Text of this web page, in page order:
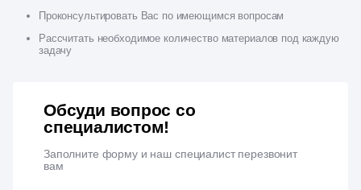
Проконсультировать Вас по имеющимся вопросам
Рассчитать необходимое количество материалов под каждую
задачу
Обсуди вопрос со
специалистом!
Заполните форму и наш специалист перезвонит
вам